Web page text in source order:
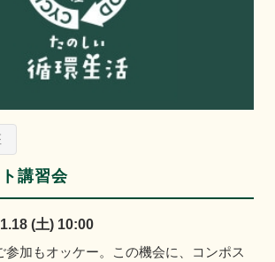
講習会
(土) 10:00
参加もオッケー。この機会に、コンポス